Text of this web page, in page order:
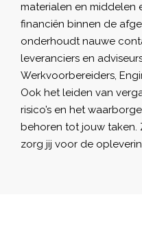
materialen en middelen
financiën binnen de
onderhoudt nauwe
leveranciers en
Werkvoorbereiders,
Ook het leiden van
risico’s en het
behoren tot jouw
zorg jij voor de